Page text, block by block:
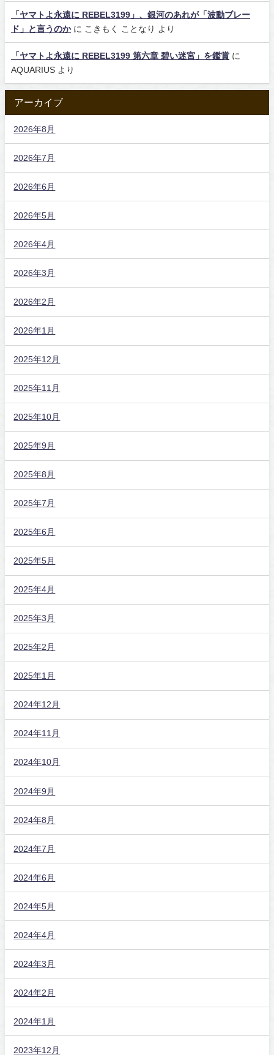
「ヤマトよ永遠に REBEL3199」、銀河のあれが「波動ブレー
ド」と言うのかに こきもく ことなり より
「ヤマトよ永遠に REBEL3199 第六章 碧い迷宮」を鑑賞 に
AQUARIUS より
アーカイブ
2026年8月
2026年7月
2026年6月
2026年5月
2026年4月
2026年3月
2026年2月
2026年1月
2025年12月
2025年11月
2025年10月
2025年9月
2025年8月
2025年7月
2025年6月
2025年5月
2025年4月
2025年3月
2025年2月
2025年1月
2024年12月
2024年11月
2024年10月
2024年9月
2024年8月
2024年7月
2024年6月
2024年5月
2024年4月
2024年3月
2024年2月
2024年1月
2023年12月